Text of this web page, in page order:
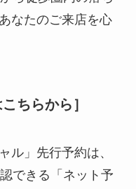
なたのご来店を心
ちらから］
ル」先行予約は、
できる「ネット予